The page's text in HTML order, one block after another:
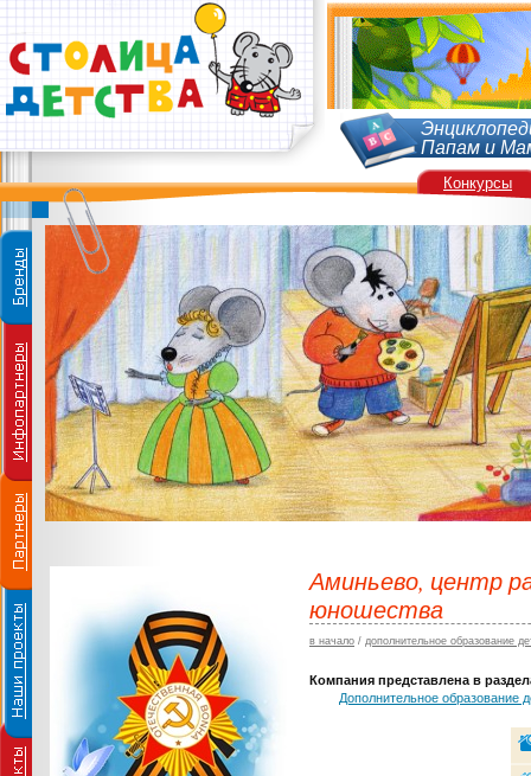
Папам и
Аминьево, центр
юношества
в начало / дополнительное образование
Компания представлена в
Дополнительное образование
Конкурсы